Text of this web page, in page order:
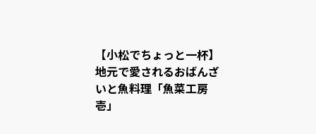
【小松でちょっと一杯】
地元で愛されるおばんざ
いと魚料理「魚菜工房
壱」